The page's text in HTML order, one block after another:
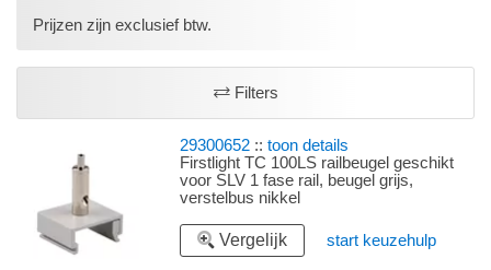
Prijzen zijn exclusief btw.
Filters
29300652 ::toon details
Firstlight TC 100LS railbeugel geschikt
voor SLV 1 fase rail, beugel grijs,
verstelbus nikkel
Vergelijk start keuzehulp